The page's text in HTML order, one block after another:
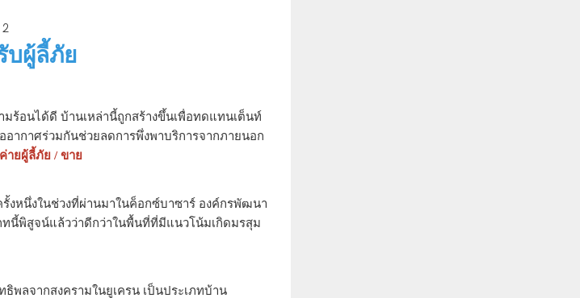
บผู้ลี้ภัย
มร้อนได้ดี บ้านเหล่านี้ถูกสร้างขึ้นเพื่อทดแทนเต็นท์
ากาศร่วมกันช่วยลดการพึ่งพาบริการจากภายนอก
ายผู้ลี้ภัย / ขาย
งหนึ่งในช่วงที่ผ่านมาในค็อกซ์บาซาร์ องค์กรพัฒนา
ทนี้พิสูจน์แล้วว่าดีกว่าในพื้นที่ที่มีแนวโน้มเกิดมรสุม
พลจากสงครามในยูเครน เป็นประเภทบ้าน